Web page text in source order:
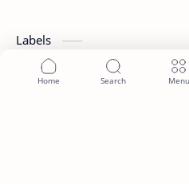
Labels
Android Aplikasi